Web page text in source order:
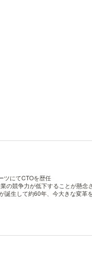
ツにてCTOを歴任
競争力が低下することが懸念
生して約60年、今大きな変